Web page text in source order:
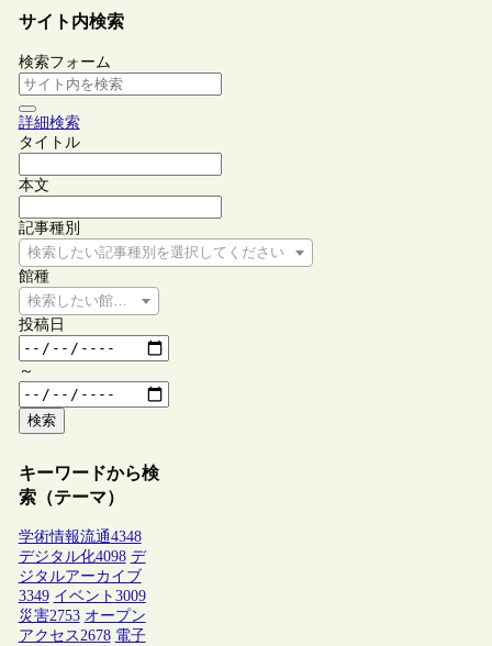
サイト内検索
検索フォーム
詳細検索
タイトル
本文
記事種別
検索したい記事種別を選択してください
館種
検索したい館種を選択してください
投稿日
～
検索
キーワードから検
索（テーマ）
学術情報流通4348
デジタル化4098 デ
ジタルアーカイブ
3349 イベント 3009
災害2753 オープン
アクセス2678 電子